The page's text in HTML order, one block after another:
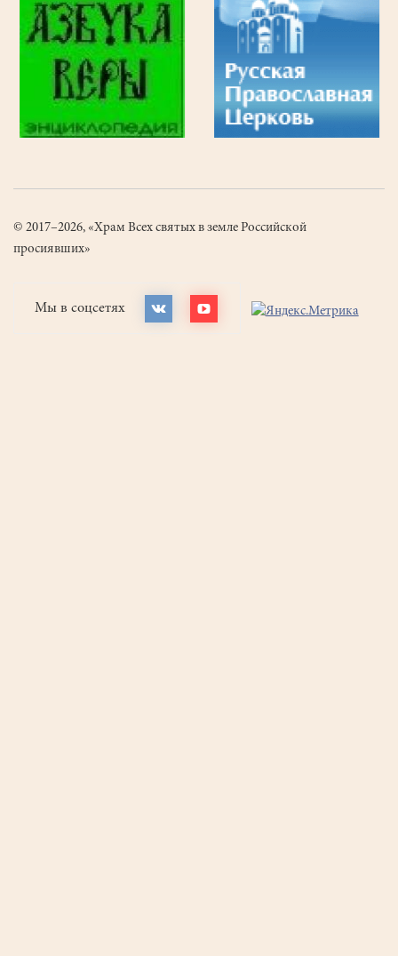
© 2017–2026, «Храм Всех святых в земле Российской
просиявших»
Мы в соцсетях